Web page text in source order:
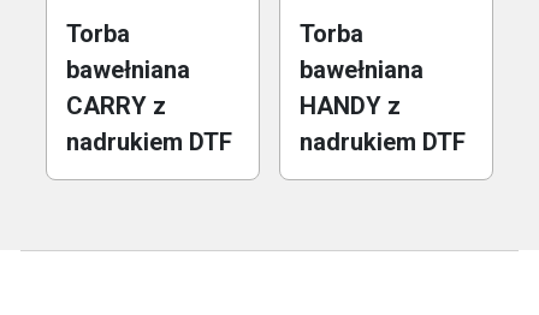
Torba
bawełniana
CARRY z
nadrukiem DTF
Torba
bawełniana
HANDY z
nadrukiem DTF